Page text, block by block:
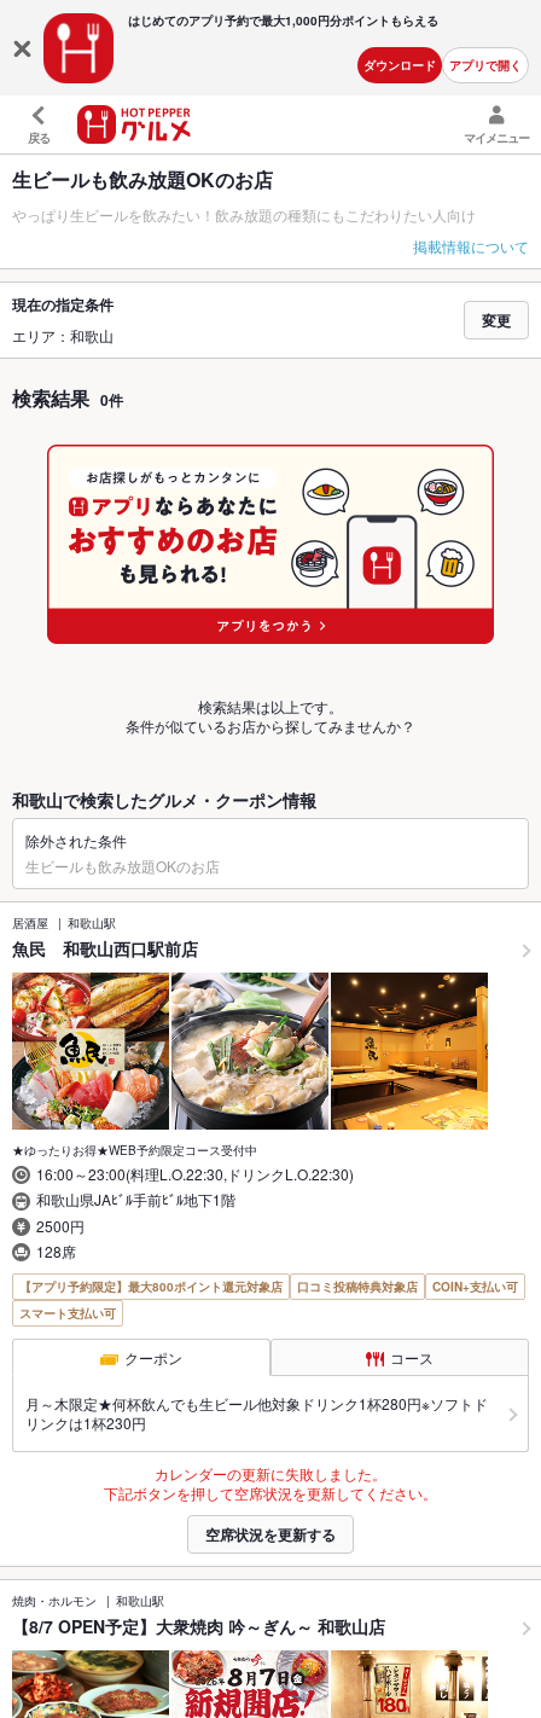
はじめてのアプリ予約で最大1,000円分ポイントもらえる
ダウンロード アプリで開く
戻る マイメニュー
生ビールも飲み放題OKのお店
やっぱり生ビールを飲みたい！飲み放題の種類にもこだわりたい人向け
掲載情報について
現在の指定条件
エリア：和歌山
変更
検索結果 0件
検索結果は以上です。
条件が似ているお店から探してみませんか？
和歌山で検索したグルメ・クーポン情報
除外された条件
生ビールも飲み放題OKのお店
居酒屋 和歌山駅
魚民 和歌山西口駅前店
★ゆったりお得★WEB予約限定コース受付中
16:00～23:00(料理L.O.22:30,ドリンクL.O.22:30)
和歌山県JAﾋﾞﾙ手前ﾋﾞﾙ地下1階
2500円
128席
【アプリ予約限定】最大800ポイント還元対象店 口コミ投稿特典対象店
COIN+支払い可
スマート支払い可
クーポン コース
月～木限定★何杯飲んでも生ビール他対象ドリンク1杯280円※ソフトド
リンクは1杯230円
カレンダーの更新に失敗しました。
下記ボタンを押して空席状況を更新してください。
空席状況を更新する
焼肉・ホルモン 和歌山駅
【8/7 OPEN予定】大衆焼肉 吟～ぎん～ 和歌山店